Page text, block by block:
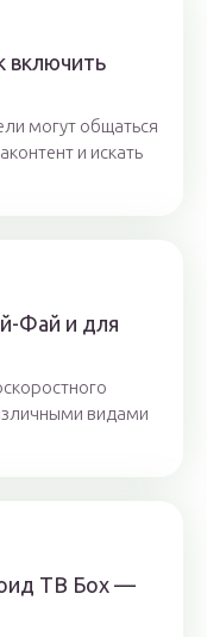
включить
могут общаться
и искать
Фай и для
видами
ТВ Бох —